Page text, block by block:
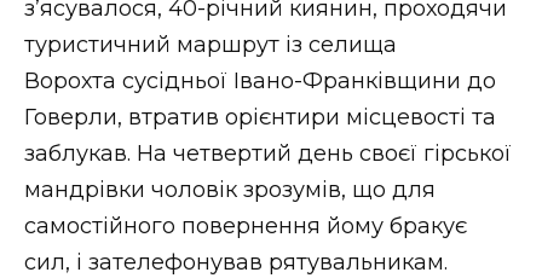
НОВИНИ ЗАХІДНОЇ УКРАЇНИ
ВІДЕО
з’ясувалося, 40-річний киянин, проходячи
туристичний маршрут із селища
Ворохта сусідньої Івано-Франківщини до
Говерли, втратив орієнтири місцевості та
заблукав. На четвертий день своєї гірської
мандрівки чоловік зрозумів, що для
самостійного повернення йому бракує
сил, і зателефонував рятувальникам.